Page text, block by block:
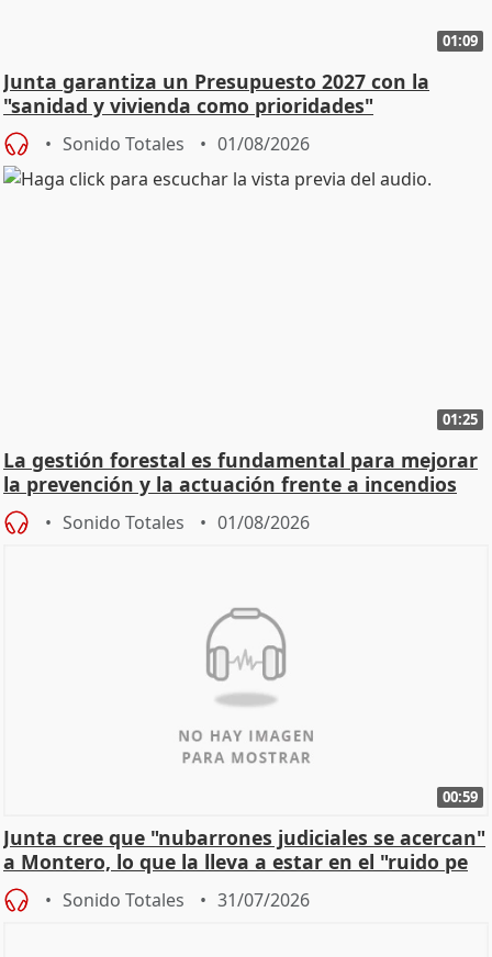
01:09
Junta garantiza un Presupuesto 2027 con la
"sanidad y vivienda como prioridades"
Sonido Totales 01/08/2026
01:25
La gestión forestal es fundamental para mejorar
la prevención y la actuación frente a incendios
Sonido Totales 01/08/2026
00:59
Junta cree que "nubarrones judiciales se acercan"
a Montero, lo que la lleva a estar en el "ruido pe
Sonido Totales 31/07/2026